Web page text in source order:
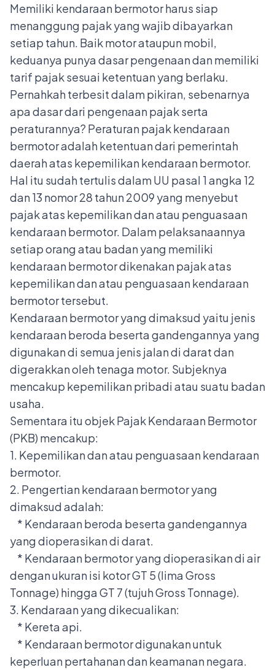
Memiliki kendaraan bermotor harus siap
menanggung pajak yang wajib dibayarkan
setiap tahun. Baik motor ataupun mobil,
keduanya punya dasar pengenaan dan memiliki
tarif pajak sesuai ketentuan yang berlaku.
Pernahkah terbesit dalam pikiran, sebenarnya
apa dasar dari pengenaan pajak serta
peraturannya? Peraturan pajak kendaraan
bermotor adalah ketentuan dari pemerintah
daerah atas kepemilikan kendaraan bermotor.
Hal itu sudah tertulis dalam UU pasal 1 angka 12
dan 13 nomor 28 tahun 2009 yang menyebut
pajak atas kepemilikan dan atau penguasaan
kendaraan bermotor. Dalam pelaksanaannya
setiap orang atau badan yang memiliki
kendaraan bermotor dikenakan pajak atas
kepemilikan dan atau penguasaan kendaraan
bermotor tersebut.
Kendaraan bermotor yang dimaksud yaitu jenis
kendaraan beroda beserta gandengannya yang
digunakan di semua jenis jalan di darat dan
digerakkan oleh tenaga motor. Subjeknya
mencakup kepemilikan pribadi atau suatu badan
usaha.
Sementara itu objek Pajak Kendaraan Bermotor
(PKB) mencakup:
1. Kepemilikan dan atau penguasaan kendaraan
bermotor.
2. Pengertian kendaraan bermotor yang
dimaksud adalah:
* Kendaraan beroda beserta gandengannya
yang dioperasikan di darat.
* Kendaraan bermotor yang dioperasikan di air
dengan ukuran isi kotor GT 5 (lima Gross
Tonnage) hingga GT 7 (tujuh Gross Tonnage).
3. Kendaraan yang dikecualikan:
* Kereta api.
* Kendaraan bermotor digunakan untuk
keperluan pertahanan dan keamanan negara.